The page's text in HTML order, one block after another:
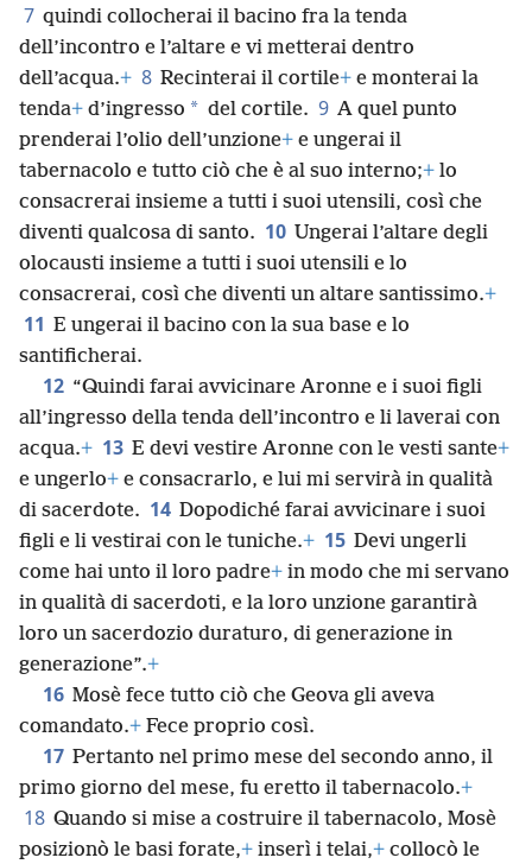
7 quindi collocherai il bacino fra la tenda
dell’incontro e l’altare e vi metterai dentro
dell’acqua.+ 8 Recinterai il cortile+ e monterai la
tenda+ d’ingresso * del cortile. 9 A quel punto
prenderai l’olio dell’unzione+ e ungerai il
tabernacolo e tutto ciò che è al suo interno;+ lo
consacrerai insieme a tutti i suoi utensili, così che
diventi qualcosa di santo. 10 Ungerai l’altare degli
olocausti insieme a tutti i suoi utensili e lo
consacrerai, così che diventi un altare santissimo.+
11 E ungerai il bacino con la sua base e lo
santificherai.
12 “Quindi farai avvicinare Aronne e i suoi figli
all’ingresso della tenda dell’incontro e li laverai con
acqua.+ 13 E devi vestire Aronne con le vesti sante+
e ungerlo+ e consacrarlo, e lui mi servirà in qualità
di sacerdote. 14 Dopodiché farai avvicinare i suoi
figli e li vestirai con le tuniche.+ 15 Devi ungerli
come hai unto il loro padre+ in modo che mi servano
in qualità di sacerdoti, e la loro unzione garantirà
loro un sacerdozio duraturo, di generazione in
generazione”.+
16 Mosè fece tutto ciò che Geova gli aveva
comandato.+ Fece proprio così.
17 Pertanto nel primo mese del secondo anno, il
primo giorno del mese, fu eretto il tabernacolo.+
18 Quando si mise a costruire il tabernacolo, Mosè
posizionò le basi forate,+ inserì i telai,+ collocò le